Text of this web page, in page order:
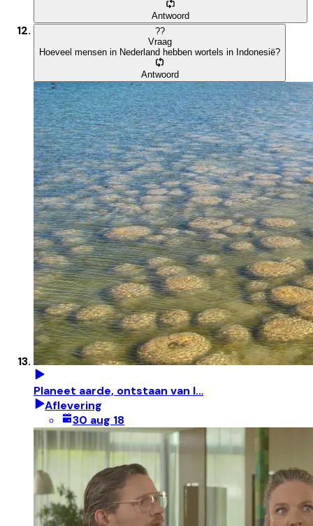
Antwoord
??
Vraag
Hoeveel mensen in Nederland hebben wortels in Indonesië?
Antwoord
Planeet aarde, ontstaan van l…
Aflevering
30 aug 18